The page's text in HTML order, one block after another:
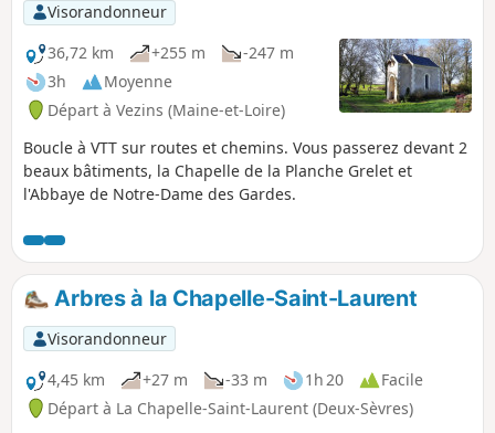
Visorandonneur
36,72 km
+255 m
-247 m
3h
Moyenne
Départ à Vezins (Maine-et-Loire)
Boucle à VTT sur routes et chemins. Vous passerez devant 2
beaux bâtiments, la Chapelle de la Planche Grelet et
l'Abbaye de Notre-Dame des Gardes.
Arbres à la Chapelle-Saint-Laurent
Visorandonneur
4,45 km
+27 m -33 m 1h 20
Facile
Départ à La Chapelle-Saint-Laurent (Deux-Sèvres)